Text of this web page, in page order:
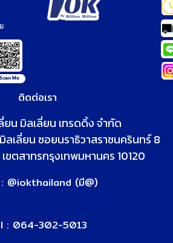
ติดต่อเรา
ยน มิลเลี่ยน เทรดดิ้ง จำกัด
ลเลี่ยน ซอยนราธิวาสราชนครินทร์ 8
ขตสาทรกรุงเทพมหานคร 10120
@iokthailand (มี@)
: 064-302-5013